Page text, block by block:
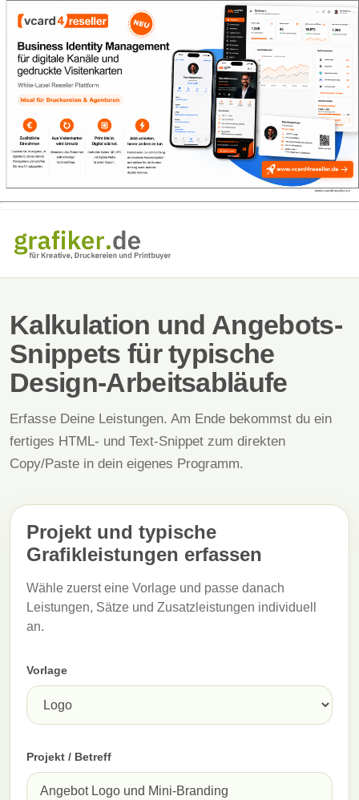
Kalkulation und Angebots-
Snippets für typische
Design-Arbeitsabläufe
Erfasse Deine Leistungen. Am Ende bekommst du ein
fertiges HTML- und Text-Snippet zum direkten
Copy/Paste in dein eigenes Programm.
Projekt und typische
Grafikleistungen erfassen
Wähle zuerst eine Vorlage und passe danach
Leistungen, Sätze und Zusatzleistungen individuell
an.
Vorlage
Projekt / Betreff